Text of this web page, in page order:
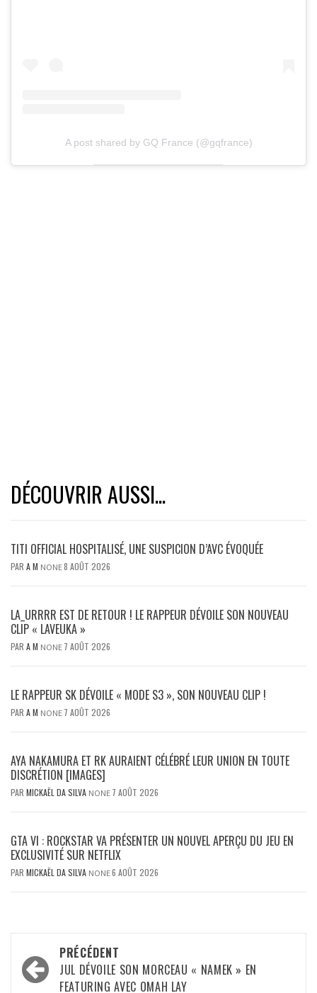
A post shared by GQ France (@gqfrance)
DÉCOUVRIR AUSSI...
TITI OFFICIAL HOSPITALISÉ, UNE SUSPICION D’AVC ÉVOQUÉE
PAR A M NONE8 AOÛT 2026
LA_URRRR EST DE RETOUR ! LE RAPPEUR DÉVOILE SON NOUVEAU
CLIP « LAVEUKA »
PAR A M NONE 7 AOÛT 2026
LE RAPPEUR SK DÉVOILE « MODE S3 », SON NOUVEAU CLIP !
PAR A M NONE 7 AOÛT 2026
AYA NAKAMURA ET RK AURAIENT CÉLÉBRÉ LEUR UNION EN TOUTE
DISCRÉTION [IMAGES]
PAR MICKAËL DA SILVA NONE 7 AOÛT 2026
GTA VI : ROCKSTAR VA PRÉSENTER UN NOUVEL APERÇU DU JEU EN
EXCLUSIVITÉ SUR NETFLIX
PAR MICKAËL DA SILVA NONE6 AOÛT 2026
Navigation
d’article
PRÉCÉDENT
JUL DÉVOILE SON MORCEAU « NAMEK » EN
FEATURING AVEC OMAH LAY